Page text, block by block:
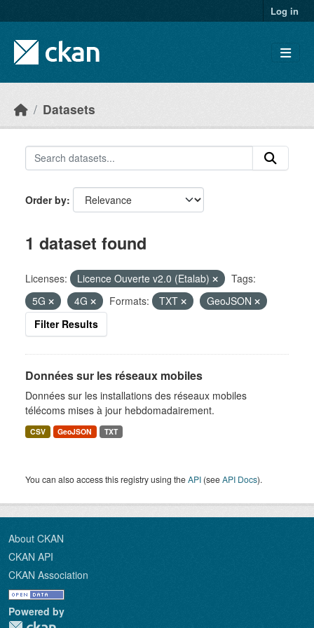
Log in
Datasets
Order by
1 dataset found
Licenses: Licence Ouverte v2.0 (Etalab)
Tags:
5G
4G Formats: TXT
GeoJSON
Filter Results
Données sur les réseaux mobiles
Données sur les installations des réseaux mobiles
télécoms mises à jour hebdomadairement.
CSV GeoJSON TXT
You can also access this registry using theAPI (seeAPI Docs).
About CKAN
CKAN API
CKAN Association
Powered by